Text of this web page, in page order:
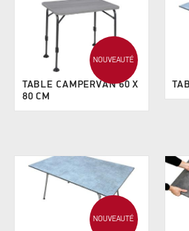
NOUVEAUTÉ
TABLE CAMPERVAN 60 X
80 CM
NOUVEAUTÉ